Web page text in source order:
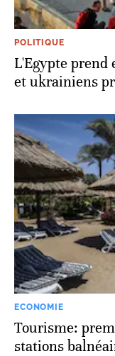
POLITIQUE
L'Egypte prend
et ukrainiens
ECONOMIE
Tourisme:
stations